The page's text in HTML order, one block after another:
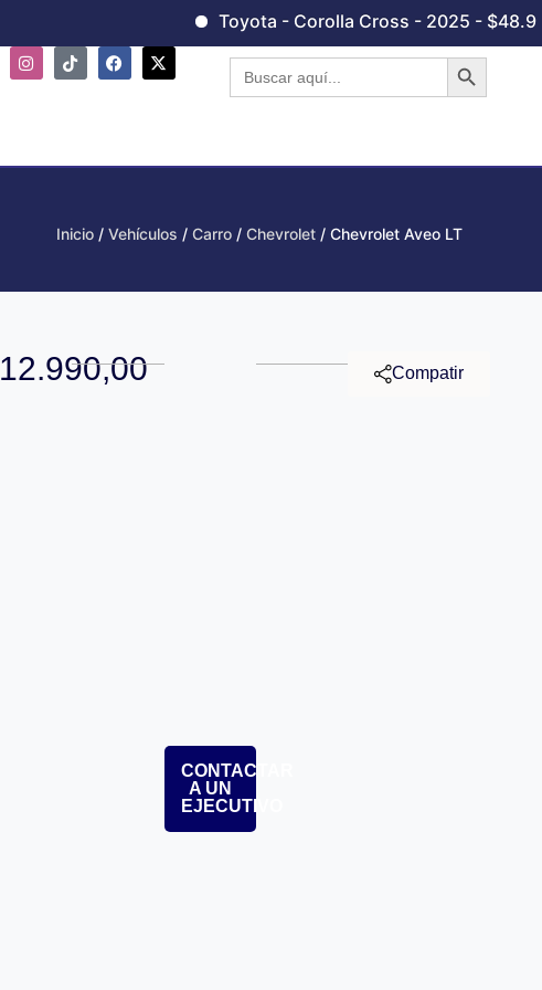
Toyota - Corolla Cross - 2025 -
Buscar: Botón de
Inicio / Vehículos / Carro / Chevrolet / Chevrolet Aveo LT
12.990,00
CONTACTAR
A UN
EJECUTIVO
Compatir